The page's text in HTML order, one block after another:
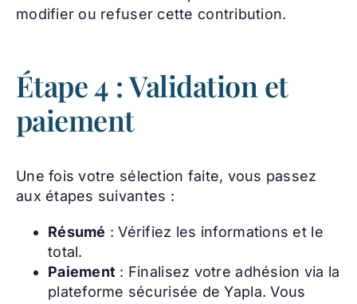
modifier ou refuser cette contribution.
Étape 4 : Validation et
paiement
Une fois votre sélection faite, vous passez
aux étapes suivantes :
Résumé : Vérifiez les informations et le
total.
Paiement : Finalisez votre adhésion via la
plateforme sécurisée de Yapla. Vous